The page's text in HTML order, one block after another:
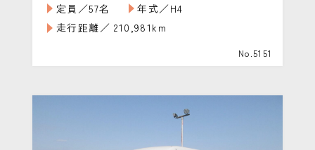
定員／57名
年式／H4
走行距離／ 210,981km
No.5151